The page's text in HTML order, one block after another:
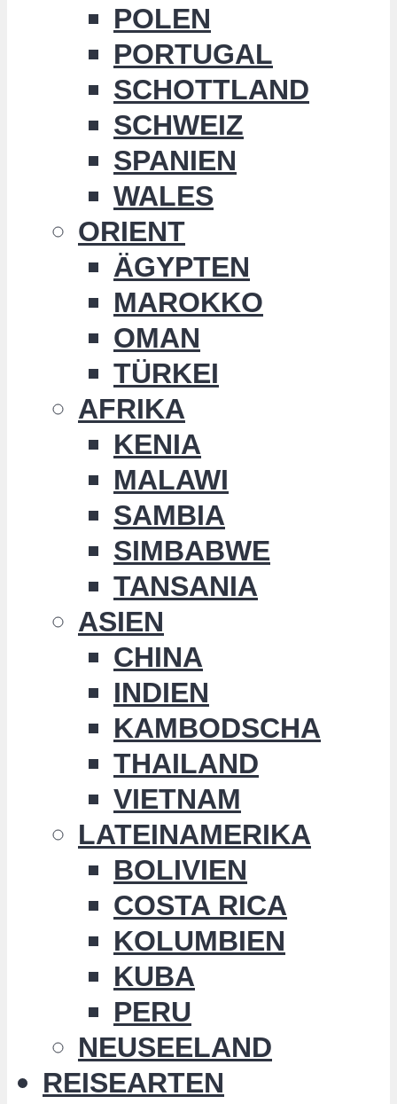
POLEN
PORTUGAL
SCHOTTLAND
SCHWEIZ
SPANIEN
WALES
ORIENT
ÄGYPTEN
MAROKKO
OMAN
TÜRKEI
AFRIKA
KENIA
MALAWI
SAMBIA
SIMBABWE
TANSANIA
ASIEN
CHINA
INDIEN
KAMBODSCHA
THAILAND
VIETNAM
LATEINAMERIKA
BOLIVIEN
COSTA RICA
KOLUMBIEN
KUBA
PERU
NEUSEELAND
REISEARTEN